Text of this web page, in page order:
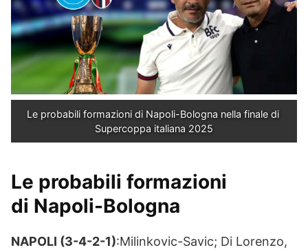
Le probabili formazioni di Napoli-Bologna nella finale di
Supercoppa italiana 2025
Le probabili formazioni
di Napoli-Bologna
NAPOLI (3-4-2-1):Milinkovic-Savic; Di Lorenzo,